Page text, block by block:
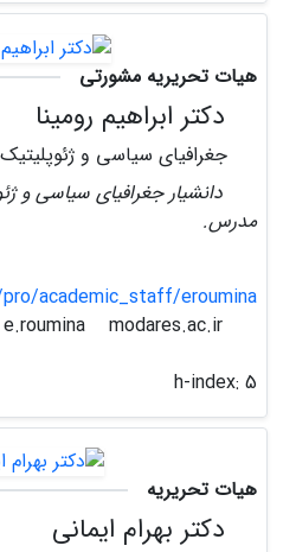
هیات تحریریه مشورتی
دکتر ابراهیم رومینا
جغرافیای سیاسی و ژئوپلیتیک
دانشیار جغرافیای سیاسی و
مدرس.
academic_staff/eroumina
modares.ac.ir
h-index: 5
هیات تحریریه
دکتر بهرام ایمانی